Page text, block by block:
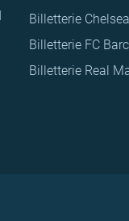
Billetterie Chelsea
Billetterie FC
Billetterie Real